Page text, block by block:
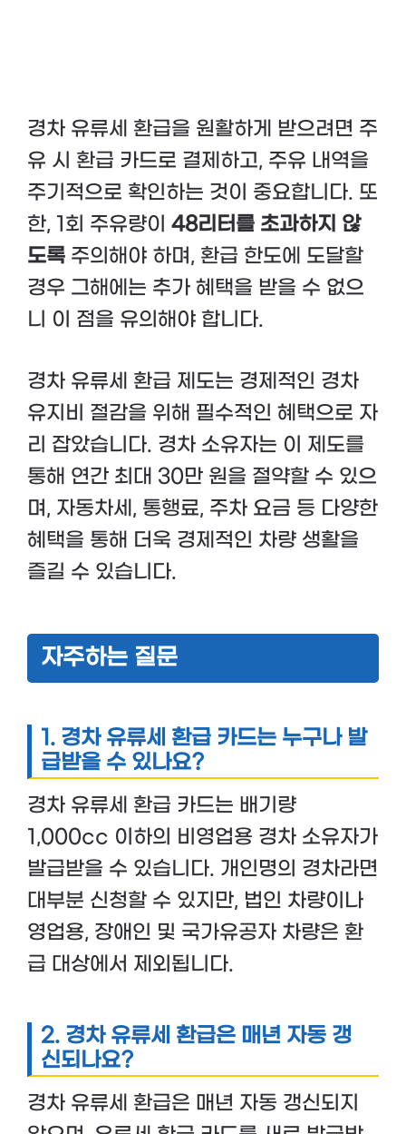
경차 유류세 환급을 원활하게 받으려면 주
유 시 환급 카드로 결제하고, 주유 내역을
주기적으로 확인하는 것이 중요합니다. 또
한, 1회 주유량이 48리터를 초과하지 않
도록 주의해야 하며, 환급 한도에 도달할
경우 그해에는 추가 혜택을 받을 수 없으
니 이 점을 유의해야 합니다.
경차 유류세 환급 제도는 경제적인 경차
유지비 절감을 위해 필수적인 혜택으로 자
리 잡았습니다. 경차 소유자는 이 제도를
통해 연간 최대 30만 원을 절약할 수 있으
며, 자동차세, 통행료, 주차 요금 등 다양한
혜택을 통해 더욱 경제적인 차량 생활을
즐길 수 있습니다.
자주하는 질문
1. 경차 유류세 환급 카드는 누구나 발
급받을 수 있나요?
경차 유류세 환급 카드는 배기량
1,000cc 이하의 비영업용 경차 소유자가
발급받을 수 있습니다. 개인명의 경차라면
대부분 신청할 수 있지만, 법인 차량이나
영업용, 장애인 및 국가유공자 차량은 환
급 대상에서 제외됩니다.
2. 경차 유류세 환급은 매년 자동 갱
신되나요?
경차 유류세 환급은 매년 자동 갱신되지